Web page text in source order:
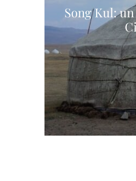
Song Kul: